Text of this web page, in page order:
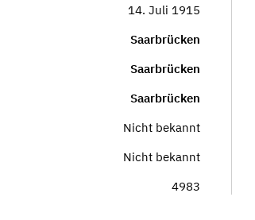
14. Juli 1915
Saarbrücken
Saarbrücken
Saarbrücken
Nicht bekannt
Nicht bekannt
4983